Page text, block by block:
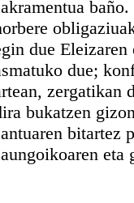
due Eleizaren
due;
zergatikan
bukatzen
bitartez